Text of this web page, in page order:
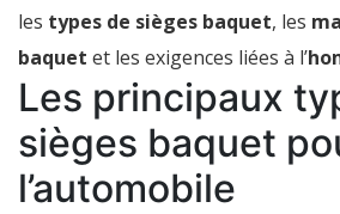
les types de sièges baquet, les
baquet et les exigences liées à l’
Les principaux
sièges baquet
l’automobile